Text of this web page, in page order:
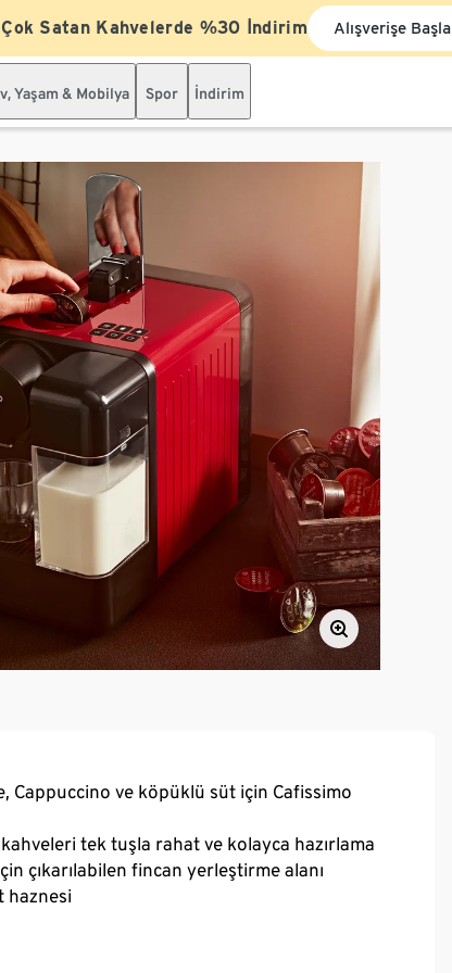
Çok Satan Kahvelerde %30 İndirim Alışverişe Başla
Yaşam & Mobilya Spor İndirim
Cappuccino ve köpüklü süt için Cafissimo
tek tuşla rahat ve kolayca hazırlama
çıkarılabilen fincan yerleştirme alanı
haznesi
sisteminin kolay temizlenmesi